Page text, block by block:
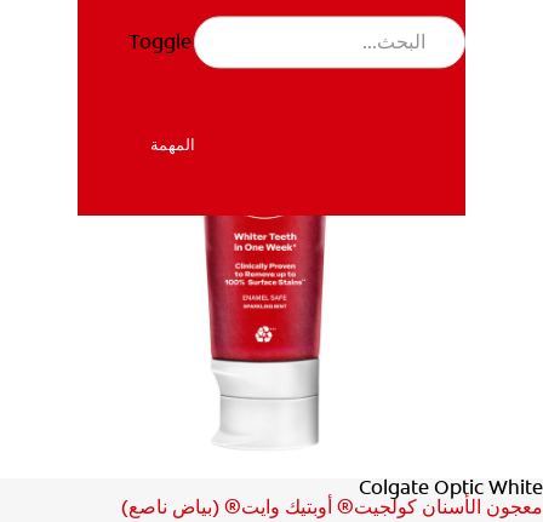
المهمة
الولايات المتحدة (الإنجليزية)
صحة الفم والأسنان
المهمة
Toggle
Colgate Optic White
معجون الأسنان كولجيت® أوبتيك وايت® (بياض ناصع)